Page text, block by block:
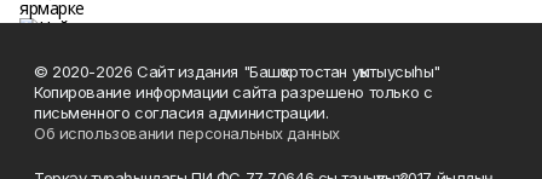
© 2020-2026 Сайт издания "Башҡортостан уҡытыусыһы"
Копирование информации сайта разрешено только с
письменного согласия администрации.
Об использовании персональных данных